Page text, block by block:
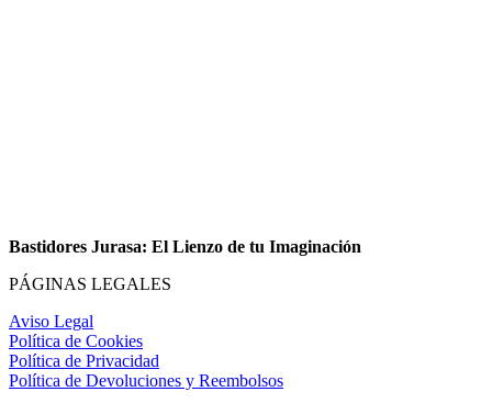
Bastidores Jurasa: El Lienzo de tu Imaginación
PÁGINAS LEGALES
Aviso Legal
Política de Cookies
Política de Privacidad
Política de Devoluciones y Reembolsos